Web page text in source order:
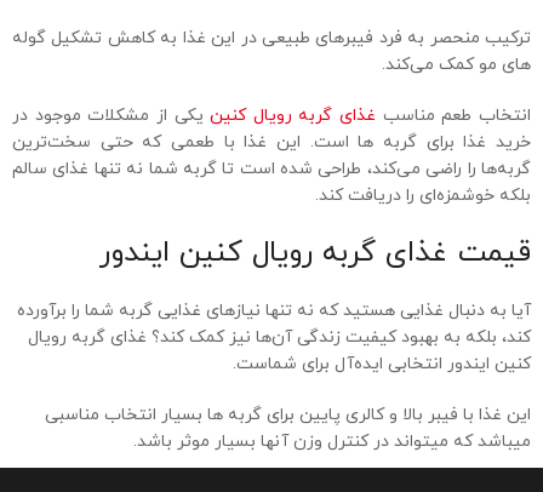
ترکیب منحصر به فرد فیبرهای طبیعی در این غذا به کاهش تشکیل گوله
های مو کمک می‌کند.
انتخاب طعم مناسب غذای گربه رویال کنینیکی از مشکلات موجود در
خرید غذا برای گربه ها است. این غذا با طعمی که حتی سخت‌ترین
گربه‌ها را راضی می‌کند، طراحی شده است تا گربه شما نه تنها غذای سالم
بلکه خوشمزه‌ای را دریافت کند.
قیمت غذای گربه رویال کنین ایندور
آیا به دنبال غذایی هستید که نه تنها نیازهای غذایی گربه شما را برآورده
کند، بلکه به بهبود کیفیت زندگی آن‌ها نیز کمک کند؟ غذای گربه رویال
کنین ایندور انتخابی ایده‌آل برای شماست.
این غذا با فیبر بالا و کالری پایین برای گربه ها بسیار انتخاب مناسبی
میباشد که میتواند در کنترل وزن آنها بسیار موثر باشد.